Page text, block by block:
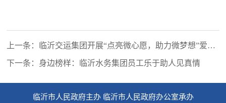
上一条：临沂交运集团开展“点亮微心愿，助力微梦想”爱心
下一条：身边榜样：临沂水务集团员工乐于助人见真情
临沂市人民政府主办 临沂市人民政府办公室承办